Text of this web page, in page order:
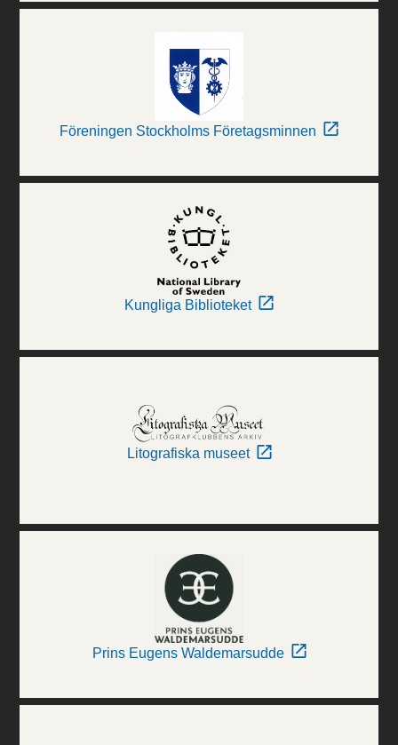
Föreningen Stockholms Företagsminnen
Kungliga Biblioteket
Litografiska museet
Prins Eugens Waldemarsudde